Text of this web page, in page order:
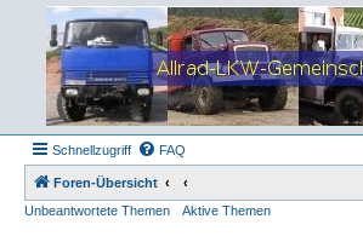
Schnellzugriff FAQ
Foren-Übersicht
Unbeantwortete Themen
Aktive Themen